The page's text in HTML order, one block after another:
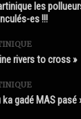
les
es !!!
rivers to cross »
ka gadé MAS pasé